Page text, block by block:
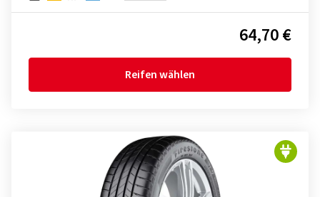
64,70 €
Reifen wählen